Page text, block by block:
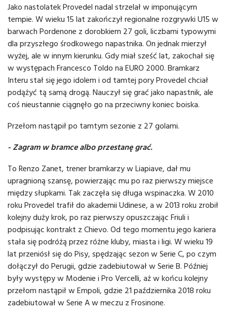
Jako nastolatek Provedel nadal strzelał w imponującym
tempie. W wieku 15 lat zakończył regionalne rozgrywki U15 w
barwach Pordenone z dorobkiem 27 goli, liczbami typowymi
dla przyszłego środkowego napastnika. On jednak mierzył
wyżej, ale w innym kierunku. Gdy miał sześć lat, zakochał się
w występach Francesco Toldo na EURO 2000. Bramkarz
Interu stał się jego idolem i od tamtej pory Provedel chciał
podążyć tą samą drogą. Nauczył się grać jako napastnik, ale
coś nieustannie ciągnęło go na przeciwny koniec boiska.
Przełom nastąpił po tamtym sezonie z 27 golami.
- Zagram w bramce albo przestanę grać.
To Renzo Zanet, trener bramkarzy w Liapiave, dał mu
upragnioną szansę, powierzając mu po raz pierwszy miejsce
między słupkami. Tak zaczęła się długa wspinaczka. W 2010
roku Provedel trafił do akademii Udinese, a w 2013 roku zrobił
kolejny duży krok, po raz pierwszy opuszczając Friuli i
podpisując kontrakt z Chievo. Od tego momentu jego kariera
stała się podróżą przez różne kluby, miasta i ligi. W wieku 19
lat przeniósł się do Pisy, spędzając sezon w Serie C, po czym
dołączył do Perugii, gdzie zadebiutował w Serie B. Później
były występy w Modenie i Pro Vercelli, aż w końcu kolejny
przełom nastąpił w Empoli, gdzie 21 października 2018 roku
zadebiutował w Serie A w meczu z Frosinone.